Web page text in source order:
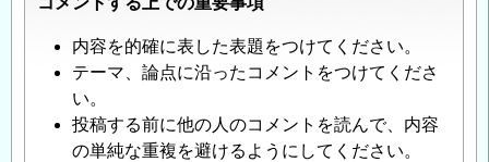
内容を的確に表した表題をつけてください。
テーマ、論点に沿ったコメントをつけてくださ
い。
投稿する前に他の人のコメントを読んで、内容
の単純な重複を避けるようにしてください。